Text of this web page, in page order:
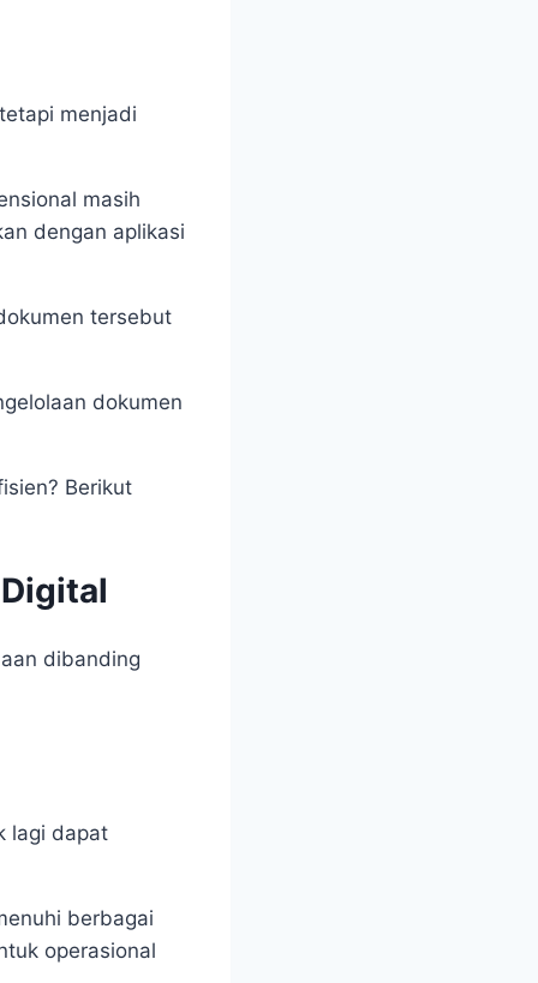
menjadi
masih
dengan aplikasi
tersebut
dokumen
Berikut
dibanding
lagi dapat
berbagai
operasional